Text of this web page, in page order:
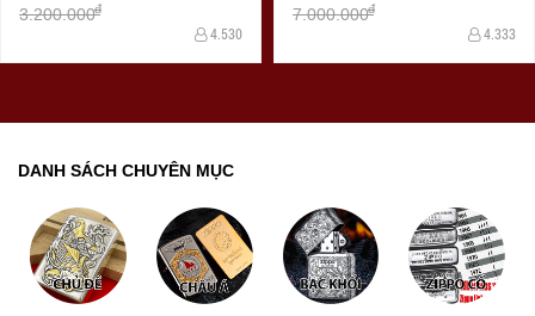
3.200.000đ
4.530
7.000.000đ
4.333
DANH SÁCH CHUYÊN MỤC